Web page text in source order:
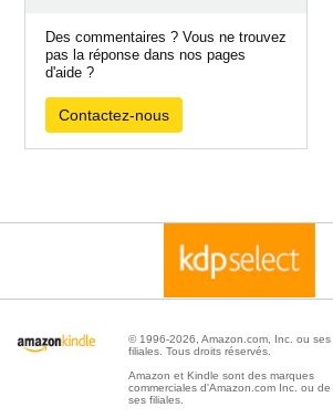
Des commentaires ? Vous ne trouvez
pas la réponse dans nos pages
d'aide ?
Contactez-nous
© 1996-2026, Amazon.com, Inc. ou ses
filiales. Tous droits réservés.
Amazon et Kindle sont des marques
commerciales d'Amazon.com Inc. ou de
ses filiales.